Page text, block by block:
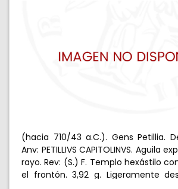
(hacia 710/43 a.C.). Gens Petillia.
Anv: PETILLIVS CAPITOLINVS. Aguila
rayo. Rev: (S.) F. Templo hexástilo
el frontón. 3,92 g. Ligeramente